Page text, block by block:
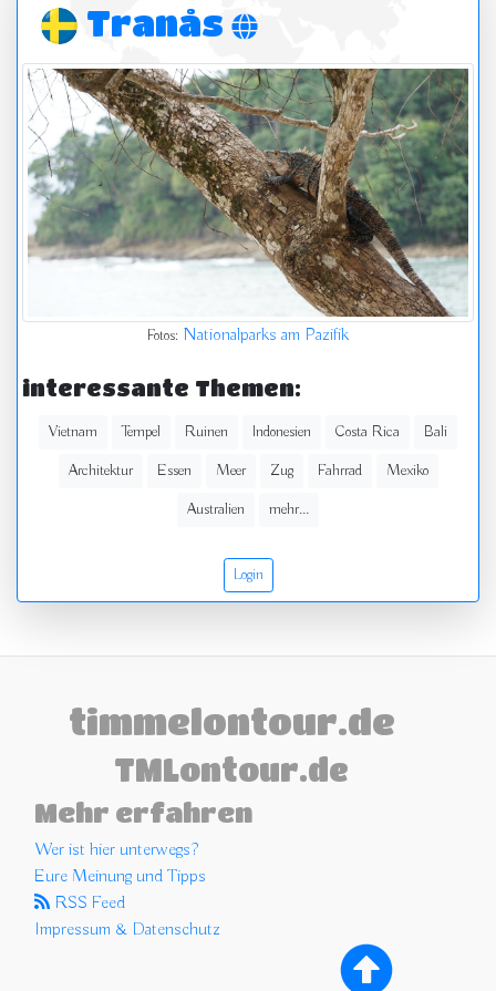
Tranås
Fotos: Nationalparks am Pazifik
interessante Themen:
Vietnam Tempel Ruinen Indonesien Costa Rica
Bali
Architektur
Essen Meer Zug Fahrrad
Mexiko
Australien
mehr...
Login
timmelontour.de
TMLontour.de
Mehr erfahren
Wer ist hier unterwegs?
Eure Meinung und Tipps
RSS Feed
Impressum & Datenschutz